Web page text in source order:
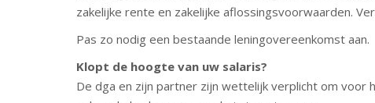
zakelijke rente en zakelijke aflossingsvoorwaarden.
Pas zo nodig een bestaande leningovereenkomst aan.
Klopt de hoogte van uw salaris?
De dga en zijn partner zijn wettelijk verplicht om